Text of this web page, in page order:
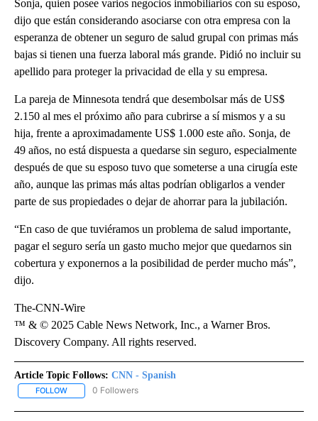
Sonja, quien posee varios negocios inmobiliarios con su esposo,
dijo que están considerando asociarse con otra empresa con la
esperanza de obtener un seguro de salud grupal con primas más
bajas si tienen una fuerza laboral más grande. Pidió no incluir su
apellido para proteger la privacidad de ella y su empresa.
La pareja de Minnesota tendrá que desembolsar más de US$
2.150 al mes el próximo año para cubrirse a sí mismos y a su
hija, frente a aproximadamente US$ 1.000 este año. Sonja, de
49 años, no está dispuesta a quedarse sin seguro, especialmente
después de que su esposo tuvo que someterse a una cirugía este
año, aunque las primas más altas podrían obligarlos a vender
parte de sus propiedades o dejar de ahorrar para la jubilación.
“En caso de que tuviéramos un problema de salud importante,
pagar el seguro sería un gasto mucho mejor que quedarnos sin
cobertura y exponernos a la posibilidad de perder mucho más”,
dijo.
The-CNN-Wire
™ & © 2025 Cable News Network, Inc., a Warner Bros.
Discovery Company. All rights reserved.
Article Topic Follows: CNN - Spanish
FOLLOW FOLLOW "CNN - SPANISH" TO RECEIVE NOTIFICATIONS ABOUT
0 Followers